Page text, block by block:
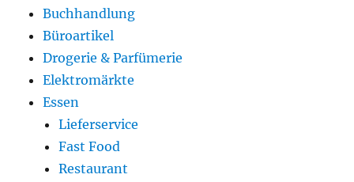
Buchhandlung
Büroartikel
Drogerie & Parfümerie
Elektromärkte
Essen
Lieferservice
Fast Food
Restaurant